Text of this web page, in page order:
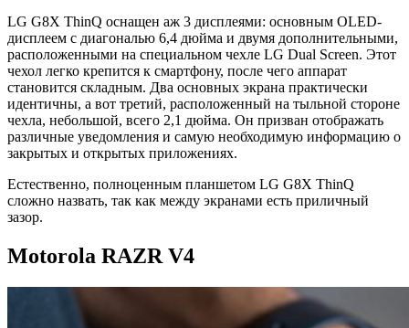
LG G8X ThinQ оснащен аж 3 дисплеями: основным OLED-
дисплеем с диагональю 6,4 дюйма и двумя дополнительными,
расположенными на специальном чехле LG Dual Screen. Этот
чехол легко крепится к смартфону, после чего аппарат
становится складным. Два основных экрана практически
идентичны, а вот третий, расположенный на тыльной стороне
чехла, небольшой, всего 2,1 дюйма. Он призван отображать
различные уведомления и самую необходимую информацию о
закрытых и открытых приложениях.
Естественно, полноценным планшетом LG G8X ThinQ
сложно назвать, так как между экранами есть приличный
зазор.
Motorola RAZR V4